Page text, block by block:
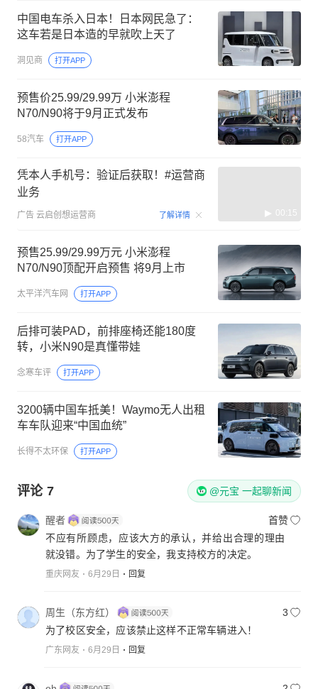
中国电车杀入日本！日本网民急了：
这车若是日本造的早就吹上天了
洞见商 打开APP
预售价25.99/29.99万 小米澎程
N70/N90将于9月正式发布
58汽车 打开APP
凭本人手机号：验证后获取！#运营商
业务
广告 云启创想运营商 了解详情 00:15
预售25.99/29.99万元 小米澎程
N70/N90顶配开启预售 将9月上市
太平洋汽车网 打开APP
后排可装PAD，前排座椅还能180度
转，小米N90是真懂带娃
念寒车评 打开APP
3200辆中国车抵美！Waymo无人出租
车车队迎来“中国血统”
长得不太环保 打开APP
评论 7 @元宝 一起聊新闻
醒者
首赞
不应有所顾虑，应该大方的承认，并给出合理的理由
就没错。为了学生的安全，我支持校方的决定。
重庆网友 6月29日 回复
周生（东方红）
3
为了校区安全，应该禁止这样不正常车辆进入！
广东网友 6月29日 回复